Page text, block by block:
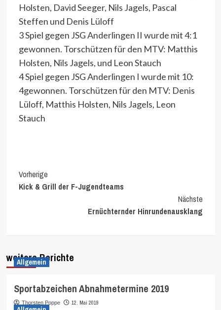
Holsten, David Seeger, Nils Jagels, Pascal
Steffen und Denis Lüloff
3 Spiel gegen JSG Anderlingen II wurde mit 4:1
gewonnen. Torschützen für den MTV: Matthis
Holsten, Nils Jagels, und Leon Stauch
4 Spiel gegen JSG Anderlingen I wurde mit 10:
4gewonnen. Torschützen für den MTV: Denis
Lüloff, Matthis Holsten, Nils Jagels, Leon
Stauch
Continue
Reading
Vorherige
Kick & Grill der F-Jugendteams
Nächste
Ernüchternder Hinrundenausklang
weitere Berichte
Allgemein
Sportabzeichen Abnahmetermine 2019
Thorsten Poppe 12. Mai 2019